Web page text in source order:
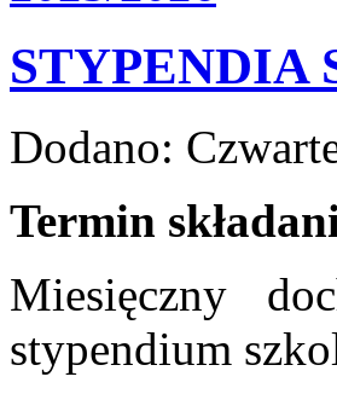
STYPENDIA
Dodano:
Termin
Miesięczny
stypendium